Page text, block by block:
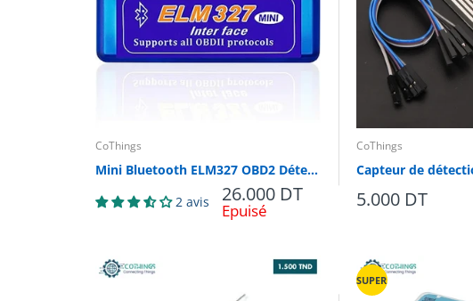
CoThings
Mini Bluetooth ELM327 OBD2 Détecteur de panne de voiture V2.1 Automobile
2 avis
26.000 DT
Epuisé
CoThings
5.000 DT
SUPER